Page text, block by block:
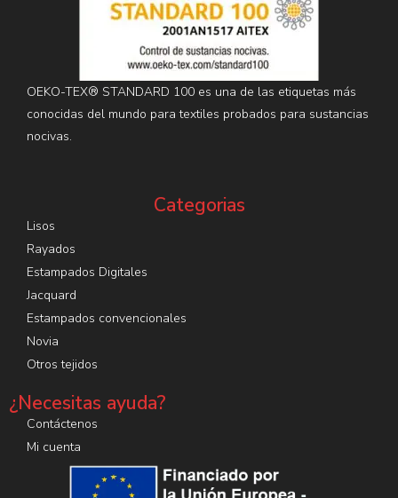
OEKO-TEX® STANDARD 100 es una de las etiquetas más
conocidas del mundo para textiles probados para sustancias
nocivas.
Categorias
Lisos
Rayados
Estampados Digitales
Jacquard
Estampados convencionales
Novia
Otros tejidos
¿Necesitas ayuda?
Contáctenos
Mi cuenta